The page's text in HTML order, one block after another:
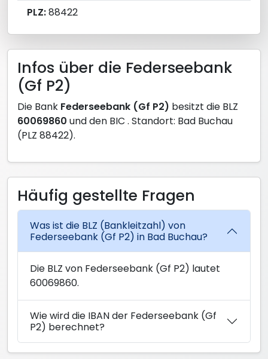
PLZ:88422
Infos über die Federseebank
(Gf P2)
Die Bank Federseebank (Gf P2) besitzt die BLZ
60069860 und den BIC . Standort: Bad Buchau
(PLZ 88422).
Häufig gestellte Fragen
Was ist die BLZ (Bankleitzahl) von
Federseebank (Gf P2) in Bad Buchau?
Die BLZ von Federseebank (Gf P2) lautet
60069860.
Wie wird die IBAN der Federseebank (Gf
P2) berechnet?